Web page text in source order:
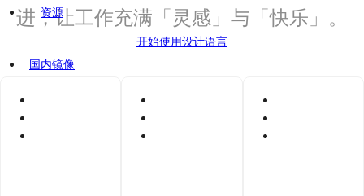
资源
国内镜像
进，让工作充满「灵感」与「快乐」。
开始使用设计语言